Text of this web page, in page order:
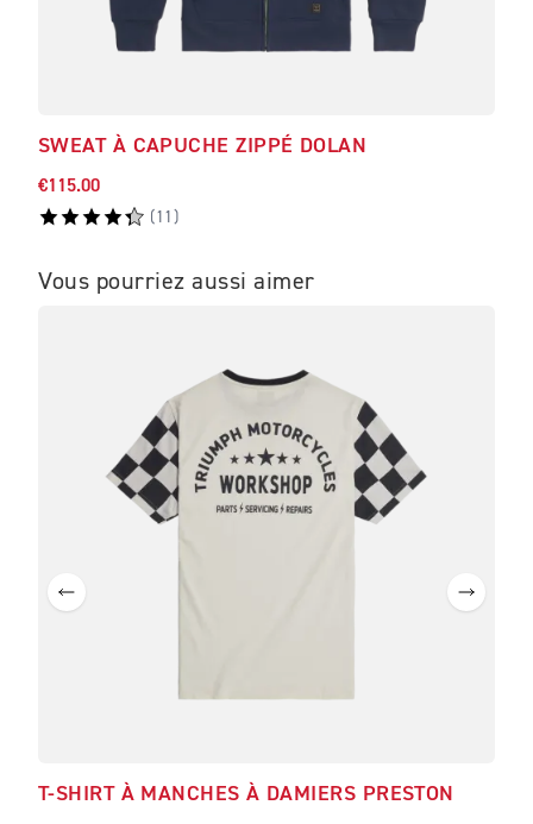
SWEAT À CAPUCHE ZIPPÉ DOLAN
€115.00
( 11 )
Vous pourriez aussi aimer
T-SHIRT À MANCHES À DAMIERS PRESTON